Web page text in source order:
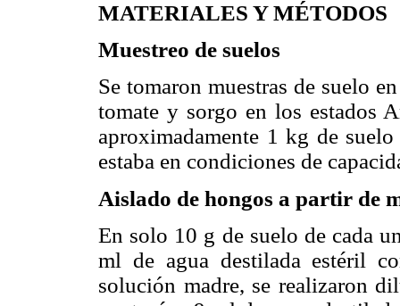
MATERIALES Y MÉTODOS
Muestreo de suelos
Se tomaron muestras de suelo
tomate y sorgo en los estados
aproximadamente 1 kg de
estaba en condiciones de
Aislado de hongos a partir de
En solo 10 g de suelo de cada
ml de agua destilada estéril
solución madre, se realizaron